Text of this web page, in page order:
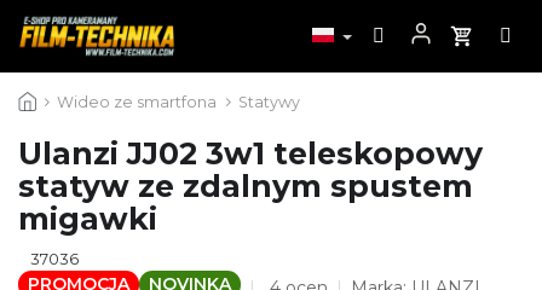
do
Wideo ze smartfona Statywy
Ulanzi JJ02 3w1 teleskopowy
statyw ze zdalnym spustem
migawki
37036
PROMOCJA NOVINKA